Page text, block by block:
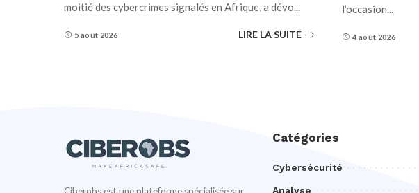
moitié des cybercrimes signalés en Afrique, a dévo...
5 août 2026 LIRE LA SUITE
l’occasion...
4 août 2026
Catégories
Cybersécurité
Analyse